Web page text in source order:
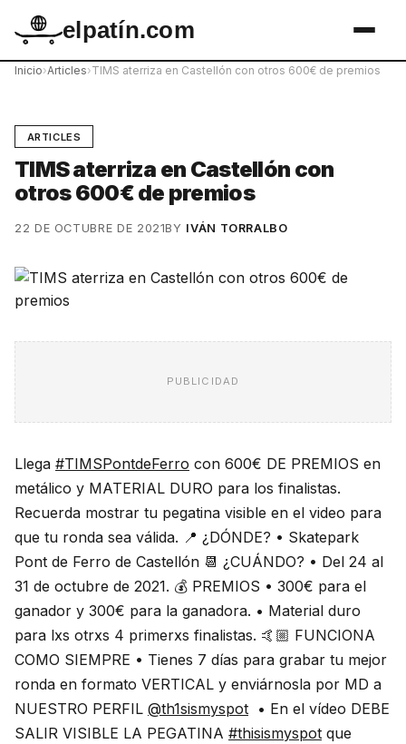
elpatín.com
Inicio›Articles›TIMS aterriza en Castellón con otros 600€ de premios
ARTICLES
TIMS aterriza en Castellón con
otros 600€ de premios
22 DE OCTUBRE DE 2021BY IVÁN TORRALBO
PUBLICIDAD
Llega #TIMSPontdeFerro con 600€ DE PREMIOS en
metálico y MATERIAL DURO para los finalistas.
Recuerda mostrar tu pegatina visible en el video para
que tu ronda sea válida. 📍 ¿DÓNDE?⁣ • Skatepark
Pont de Ferro de Castellón 📆 ¿CUÁNDO?⁣ • Del 24 al
31 de octubre de 2021. 💰 PREMIOS⁣ • 300€ para el
ganador y 300€ para la ganadora. • Material duro
para lxs otrxs 4 primerxs finalistas. 🤙🏼 FUNCIONA
COMO SIEMPRE • Tienes 7 días para grabar tu mejor
ronda en formato VERTICAL y enviárnosla por MD a
NUESTRO PERFIL @th1sismyspot ⁣ • En el vídeo DEBE
SALIR VISIBLE LA PEGATINA #thisismyspot que